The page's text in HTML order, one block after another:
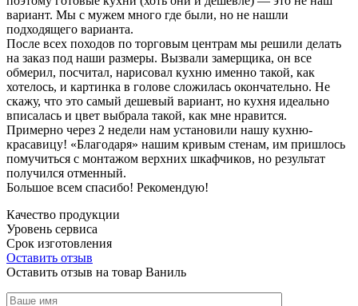
вариант. Мы с мужем много где были, но не нашли
подходящего варианта.
После всех походов по торговым центрам мы решили делать
на заказ под наши размеры. Вызвали замерщика, он все
обмерил, посчитал, нарисовал кухню именно такой, как
хотелось, и картинка в голове сложилась окончательно. Не
скажу, что это самый дешевый вариант, но кухня идеально
вписалась и цвет выбрала такой, как мне нравится.
Примерно через 2 недели нам установили нашу кухню-
красавицу! «Благодаря» нашим кривым стенам, им пришлось
помучиться с монтажом верхних шкафчиков, но результат
получился отменный.
Большое всем спасибо! Рекомендую!
Качество продукции
Уровень сервиса
Срок изготовления
Оставить отзыв
Оставить отзыв на товар Ваниль